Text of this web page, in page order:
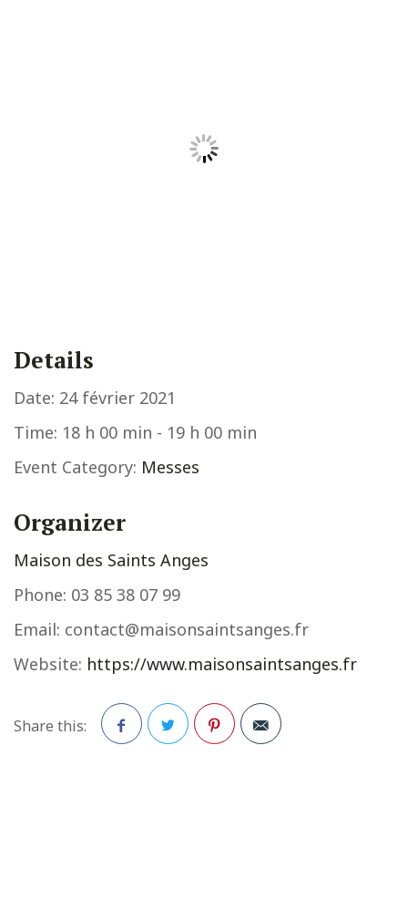
Details
Date: 24 février 2021
Time: 18 h 00 min - 19 h 00 min
Event Category: Messes
Organizer
Maison des Saints Anges
Phone: 03 85 38 07 99
Email: contact@maisonsaintsanges.fr
Website: https://www.maisonsaintsanges.fr
Share this: